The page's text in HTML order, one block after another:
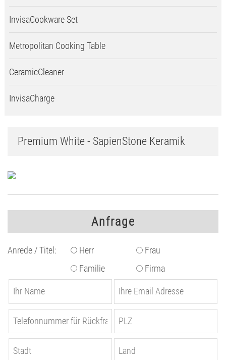
InvisaCookware Set
Metropolitan Cooking Table
CeramicCleaner
InvisaCharge
Premium White - SapienStone Keramik
Anfrage
Anrede / Titel: Herr
Frau
Familie
Firma